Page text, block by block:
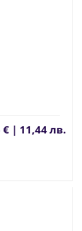
€ | 11,44 лв.